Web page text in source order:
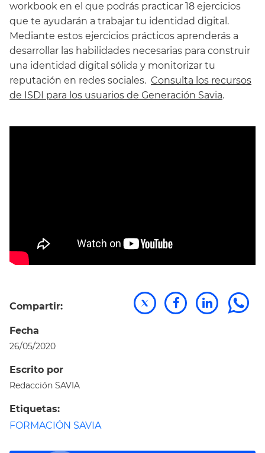
workbook en el que podrás practicar 18 ejercicios
que te ayudarán a trabajar tu identidad digital.
Mediante estos ejercicios prácticos aprenderás a
desarrollar las habilidades necesarias para construir
una identidad digital sólida y monitorizar tu
reputación en redes sociales. Consulta los recursos
de ISDI para los usuarios de Generación Savia.
Compartir:
Fecha
26/05/2020
Escrito por
Redacción SAVIA
Etiquetas:
FORMACIÓN SAVIA